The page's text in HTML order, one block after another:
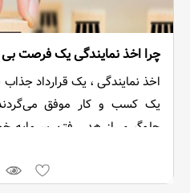
چرا اخذ نمایندگی یک فرصت
اخذ نمایندگی ، یک قرارداد
یک کسب و کار موفق
جلوگیری از هدر رفتن سرمایه